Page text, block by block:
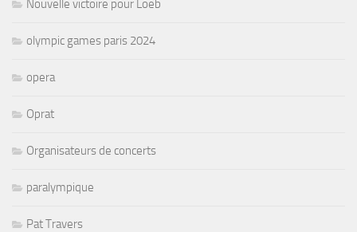
Nouvelle victoire pour Loeb
olympic games paris 2024
opera
Oprat
Organisateurs de concerts
paralympique
Pat Travers